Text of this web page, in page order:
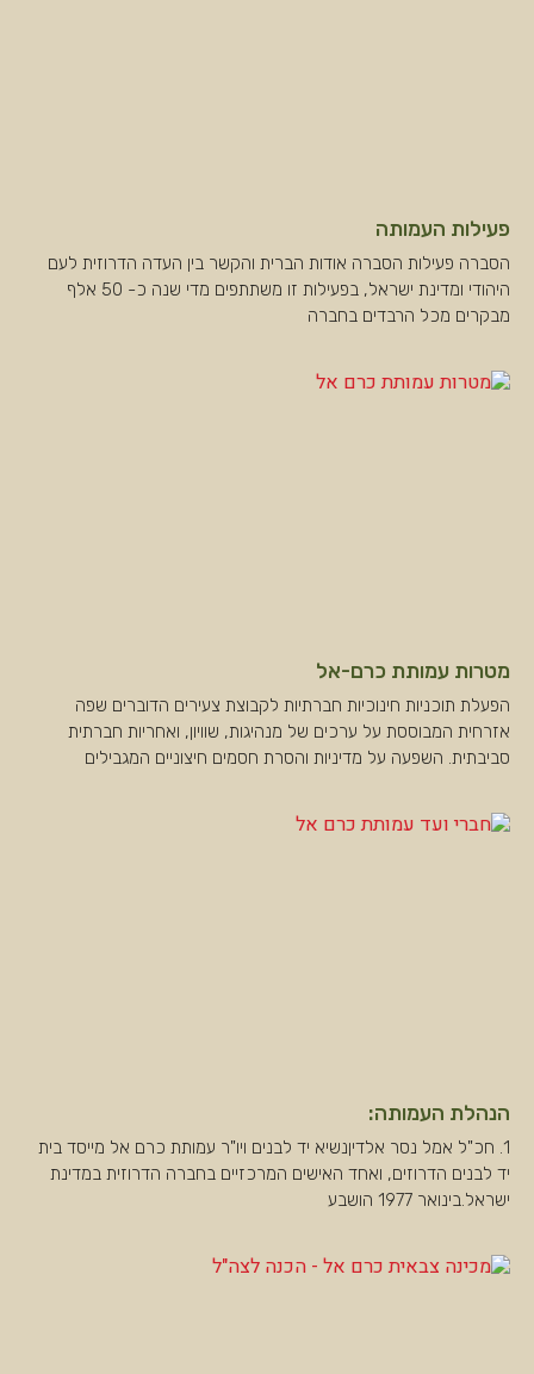
פעילות העמותה
הסברה פעילות הסברה אודות הברית והקשר בין העדה הדרוזית לעם
היהודי ומדינת ישראל, בפעילות זו משתתפים מדי שנה כ- 50 אלף
מבקרים מכל הרבדים בחברה
מטרות עמותת כרם-אל
הפעלת תוכניות חינוכיות חברתיות לקבוצת צעירים הדוברים שפה
אזרחית המבוססת על ערכים של מנהיגות, שוויון, ואחריות חברתית
סביבתית. השפעה על מדיניות והסרת חסמים חיצוניים המגבילים
הנהלת העמותה:
1. חכ"ל אמל נסר אלדיןנשיא יד לבנים ויו"ר עמותת כרם אל מייסד בית
יד לבנים הדרוזים, ואחד האישים המרכזיים בחברה הדרוזית במדינת
ישראל.בינואר 1977 הושבע